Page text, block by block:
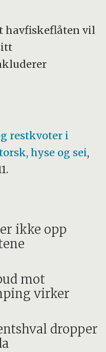
havfiskeflåten vil
restkvoter i
hyse og sei,
ikke opp
mot
virker
dropper